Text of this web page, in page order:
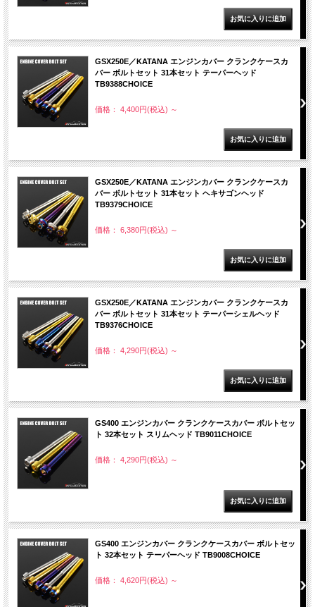
GSX250E／KATANA エンジンカバー クランクケースカ
バー ボルトセット 31本セット テーパーヘッド
TB9388CHOICE
価格： 4,400円(税込) ～
GSX250E／KATANA エンジンカバー クランクケースカ
バー ボルトセット 31本セット ヘキサゴンヘッド
TB9379CHOICE
価格： 6,380円(税込) ～
GSX250E／KATANA エンジンカバー クランクケースカ
バー ボルトセット 31本セット テーパーシェルヘッド
TB9376CHOICE
価格： 4,290円(税込) ～
GS400 エンジンカバー クランクケースカバー ボルトセッ
ト 32本セット スリムヘッド TB9011CHOICE
価格： 4,290円(税込) ～
GS400 エンジンカバー クランクケースカバー ボルトセッ
ト 32本セット テーパーヘッド TB9008CHOICE
価格： 4,620円(税込) ～